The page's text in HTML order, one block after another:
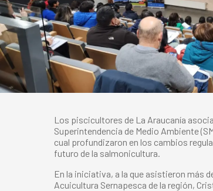
Los piscicultores de La Araucanía
Superintendencia de Medio Ambiente
cual profundizaron en los cambios
futuro de la salmonicultura.
En la iniciativa, a la que asistieron más
Acuicultura Sernapesca de la región,